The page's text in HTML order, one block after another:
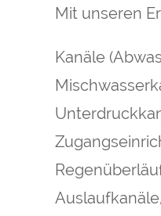
Mit unseren
Kanäle